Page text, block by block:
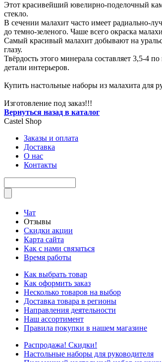
Этот красивейший ювелирно-поделочный
стекло.
В сечении малахит часто имеет радиально-
до темно-зеленого. Чаше всего окраска
Самый красивый малахит добывают на
глазу.
Твёрдость этого минерала составляет 3,5-4
детали интерьеров.
Купить настольные наборы из малахита для
Изготовление под заказ!!!
Вернуться назад в каталог
Castel Shop
Заказы и оплата
Доставка
О нас
Контакты
Чат
Отзывы
Скидки акции
Карта сайта
Как с нами связаться
Время работы
Как выбрать товар
Как оформить заказ
Несколько товаров на выбор
Доставка товара в регионы
Направления деятельности
Наш ассортимент
Правила покупки в нашем магазине
Распродажа! Скидки!
Настольные наборы для руководителя